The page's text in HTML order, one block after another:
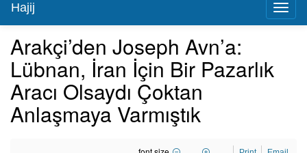
Hajij
Arakçi’den Joseph Avn’a:
Lübnan, İran İçin Bir Pazarlık
Aracı Olsaydı Çoktan
Anlaşmaya Varmıştık